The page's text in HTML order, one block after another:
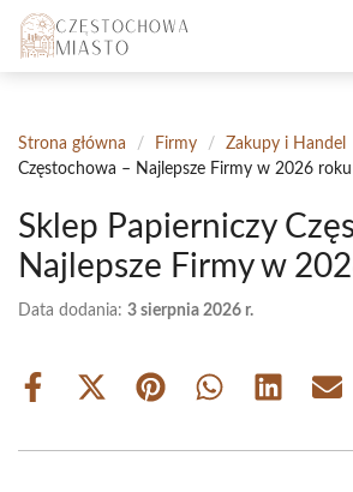
Przejdź
treści
Strona główna / Firmy / Zakupy i Handel
Częstochowa – Najlepsze Firmy w 2026 roku
Sklep Papierniczy
Najlepsze Firmy w
Data dodania: 3 sierpnia 2026 r.
Share
Share
(Twitter)
Share Share Share